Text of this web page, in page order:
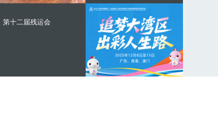
第十二届残运会